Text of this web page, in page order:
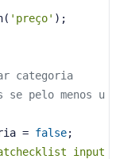
'preço' );
categoria
pelo menos u
= false;
input